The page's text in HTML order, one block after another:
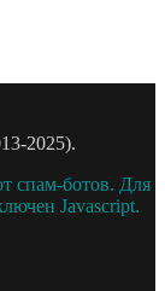
2025).
спам-ботов. Для
Javascript.